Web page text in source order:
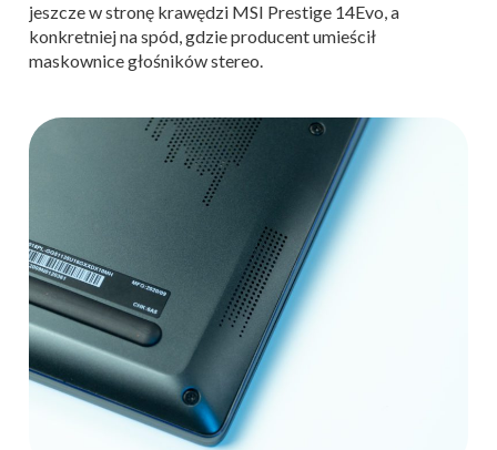
jeszcze w stronę krawędzi MSI Prestige 14Evo, a
konkretniej na spód, gdzie producent umieścił
maskownice głośników stereo.